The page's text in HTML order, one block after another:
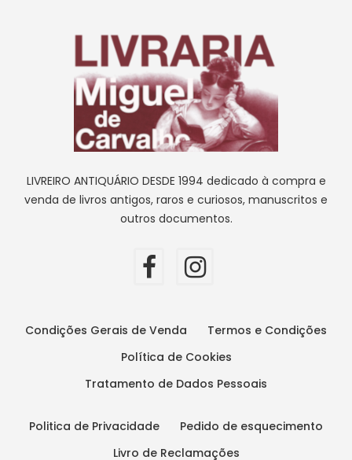
LIVREIRO ANTIQUÁRIO DESDE 1994 dedicado à compra e
venda de livros antigos, raros e curiosos, manuscritos e
outros documentos.
Condições Gerais de Venda
Termos e Condições
Política de Cookies
Tratamento de Dados Pessoais
Politica de Privacidade
Pedido de esquecimento
Livro de Reclamações